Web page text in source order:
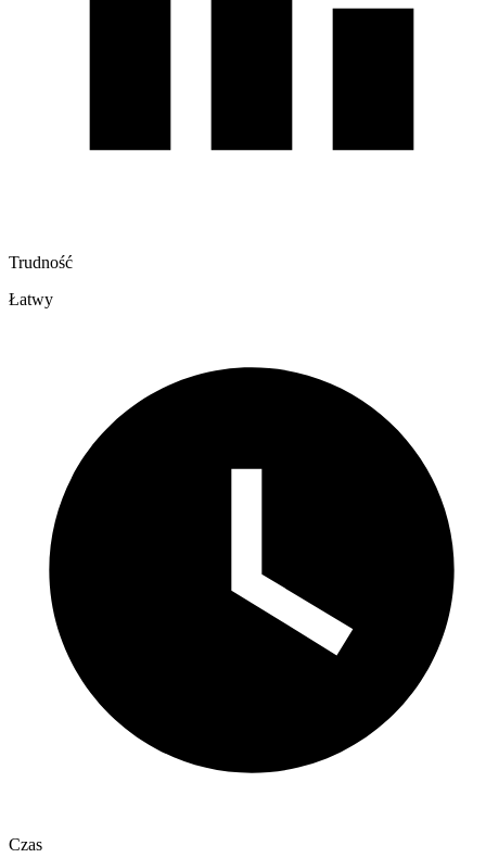
Trudność
Łatwy
Czas